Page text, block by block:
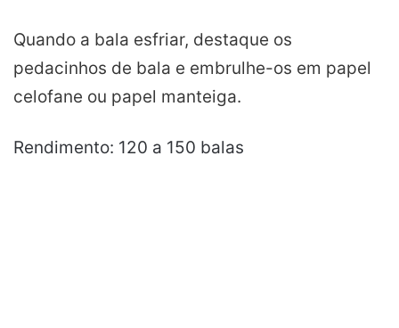
Quando a bala esfriar, destaque os
pedacinhos de bala e embrulhe-os em papel
celofane ou papel manteiga.
Rendimento: 120 a 150 balas